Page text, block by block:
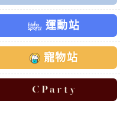
運動站
寵物站